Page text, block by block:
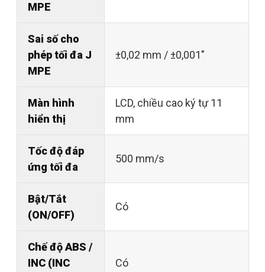
MPE
Sai số cho
phép tối đa J
MPE
±0,02 mm / ±0,001"
Màn hình
hiển thị
LCD, chiều cao ký tự 11
mm
Tốc độ đáp
ứng tối đa
500 mm/s
Bật/Tắt
(ON/OFF)
Có
Chế độ ABS /
INC (INC
Có